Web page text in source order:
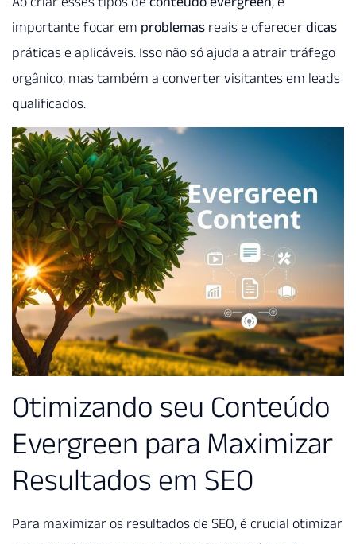
importante focar em problemas reais e oferecer dicas
práticas e aplicáveis. Isso não só ajuda a atrair tráfego
orgânico, mas também a converter visitantes em leads
qualificados.
Otimizando seu Conteúdo
Evergreen para Maximizar
Resultados em SEO
Para maximizar os resultados de SEO, é crucial otimizar